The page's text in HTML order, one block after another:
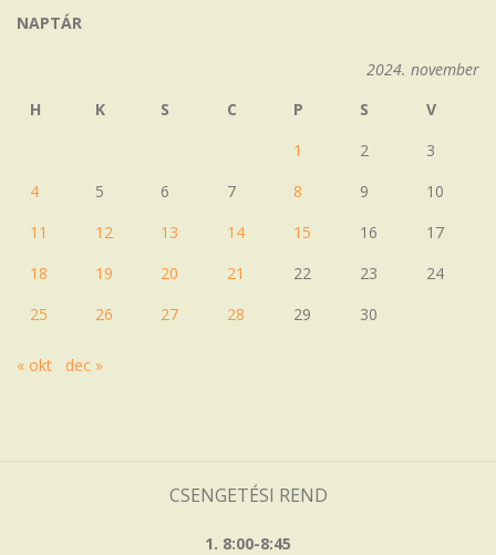
NAPTÁR
2024. november
H
K S C P S
V
1
2
3
4
5 6 7 8 9
10
11
12 13 14 15 16
17
18
19 20 21 22 23
24
25
26 27 28 29 30
« okt dec »
CSENGETÉSI REND
1. 8:00-8:45